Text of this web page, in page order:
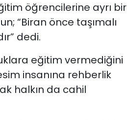
öğrencilerine ayrı bir
“Biran önce taşımalı
dedi.
eğitim vermediğini
insanına rehberlik
halkın da cahil